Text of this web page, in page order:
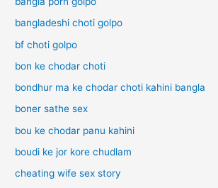
bangladeshi choti golpo
bf choti golpo
bon ke chodar choti
bondhur ma ke chodar choti kahini bangla
boner sathe sex
bou ke chodar panu kahini
boudi ke jor kore chudlam
cheating wife sex story